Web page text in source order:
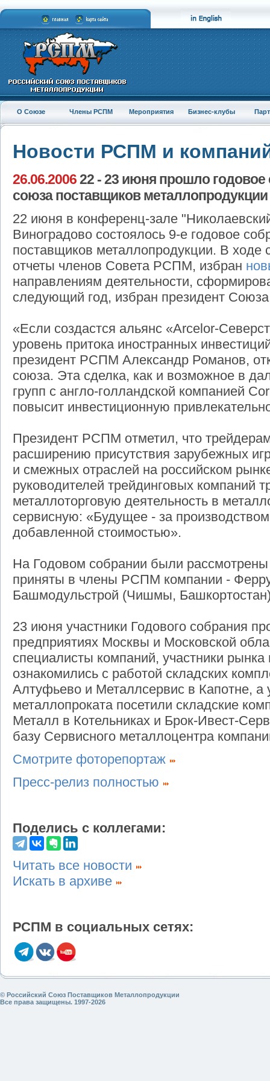
О Союзе Члены РСПМ Мероприятия Бизнес-клубы
Новости РСПМ и
26.06.200622 - 23 июня прошло годовое
союза поставщиков металлопродукции
22 июня в конференц-зале
Виноградово состоялось 9-е годовое
поставщиков металлопродукции. В
отчеты членов Совета РСПМ, избран
направлениям деятельности,
следующий год, избран президент
«Если создастся альянс «Arcelor-
уровень притока иностранных
президент РСПМ Александр Романов,
союза. Эта сделка, как и возможное в
групп с англо-голландской компанией
повысит инвестиционную
Президент РСПМ отметил, что
расширению присутствия зарубежных
и смежных отраслей на российском
руководителей трейдинговых компаний
металлоторговую деятельность в
сервисную: «Будущее - за
добавленной стоимостью».
На Годовом собрании были рассмотрены
приняты в члены РСПМ компании -
Башмодульстрой (Чишмы,
23 июня участники Годового собрания
предприятиях Москвы и Московской
специалисты компаний, участники рынка
ознакомились с работой складских
Алтуфьево и Металлсервис в Капотне, а
металлопроката посетили складские
Металл в Котельниках и Брок-Ивест-
базу Сервисного металлоцентра
Смотрите фоторепортаж
Пресс-релиз полностью
Поделись с коллегами:
Читать все новости
Искать в архиве
РСПМ в социальных сетях:
© Российский Союз Поставщиков Металлопродукции
Все права защищены. 1997-2026